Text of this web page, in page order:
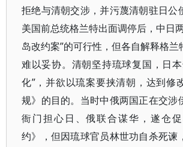
拒绝与清朝交涉，并污蔑清朝驻日公
美国前总统格兰特出面调停后，中日
岛改约案”的可行性，但各自解释格兰
难以妥协。清朝坚持琉球复国，日
化”，并欲以琉案要挟清朝，达到修
规》的目的。当时中俄两国正在交涉
衙门担心日、俄联合谋华，遂仓
约》，但因琉球官员林世功自杀死谏